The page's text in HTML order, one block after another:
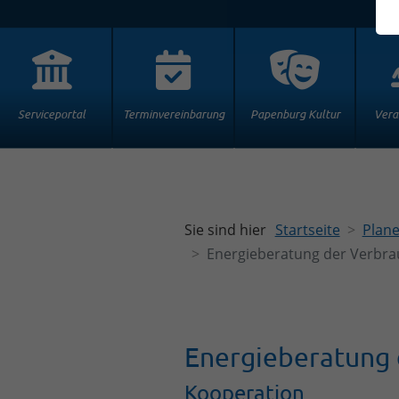
Serviceportal Terminvereinbarung Papenburg Kultur
Sie sind hier Startseite
Energieberatung der
Energieberatung
Kooperation